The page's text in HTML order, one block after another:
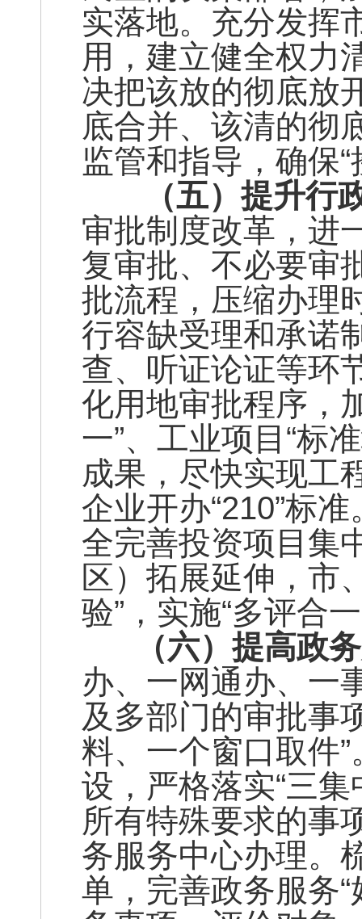
实落地。充分发挥
用，建立健全权力
决把该放的彻底放
底合并、该清的彻
监管和指导，确保
（五）提升行
审批制度改革，进
复审批、不必要审
批流程，压缩办理
行容缺受理和承诺
查、听证论证等环
化用地审批程序，
一”、工业项目“标
成果，尽快实现工
企业开办“210”标
全完善投资项目集
区）拓展延伸，市
验”，实施“多评合
（六）提高政
办、一网通办、一
及多部门的审批事
料、一个窗口取件
设，严格落实“三
所有特殊要求的事
务服务中心办理。
单，完善政务服务